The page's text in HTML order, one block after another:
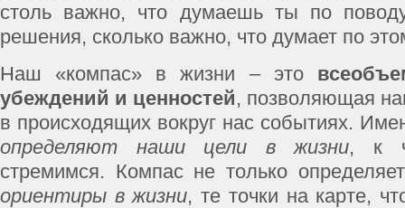
столь важно, что думаешь ты по
решения, сколько важно, что думает по
Наш «компас» в жизни – это
убеждений и ценностей, позволяющая
в происходящих вокруг нас событиях.
определяют наши цели в жизни, к
стремимся. Компас не только
ориентиры в жизни, те точки на карте,